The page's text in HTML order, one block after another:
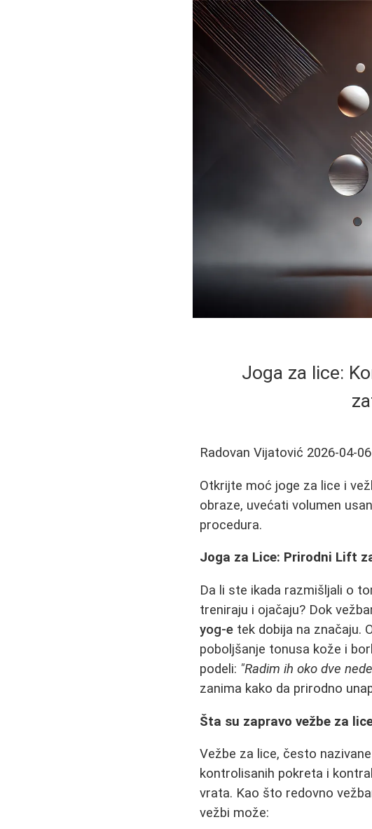
Joga za lice:
Radovan Vijatović 2026-04-06
Otkrijte moć joge za lice i
obraze, uvećati volumen
procedura.
Joga za Lice: Prirodni Lift
Da li ste ikada razmišljali o
treniraju i ojačaju? Dok
yog-e tek dobija na značaju.
poboljšanje tonusa kože i
podeli: "Radim ih oko dve
zanima kako da prirodno
Šta su zapravo vežbe za
Vežbe za lice, često nazivane
kontrolisanih pokreta i
vrata. Kao što redovno
vežbi može: